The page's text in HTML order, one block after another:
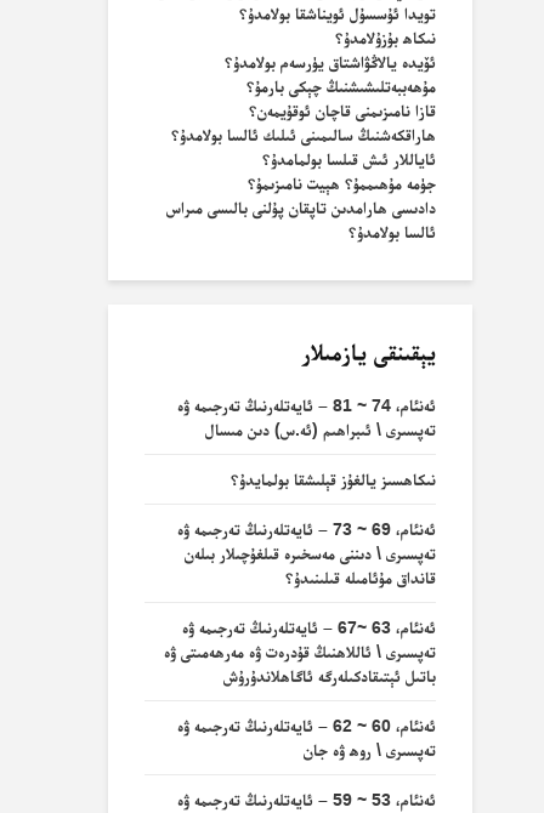
تويدا ئۇسسۇل ئويناشقا بولامدۇ؟
نىكاھ بۇزۇلامدۇ؟
ئۆيدە يالاڭۋاشتاق يۈرسەم بولامدۇ؟
مۇھەببەتلىشىشنىڭ چېكى بارمۇ؟
قازا نامىزىمنى قاچان ئوقۇيمەن؟
ھاراقكەشنىڭ سالىمىنى ئىلىك ئالسا بولامدۇ؟
ئاياللار ئىش قىلسا بولمامدۇ؟
جۈمە مۇھىممۇ؟ ھېيت نامىزىمۇ؟
دادىسى ھارامدىن تاپقان پۇلنى بالىسى مىراس
ئالسا بولامدۇ؟
يېقىنقى يازمىلار
ئەنئام، 74 ~ 81 – ئايەتلەرنىڭ تەرجىمە ۋە
تەپسىرى \ ئىبراھىم (ئە.س) دىن مىسال
نىكاھسىز يالغۇز قېلىشقا بولمايدۇ؟
ئەنئام، 69 ~ 73 – ئايەتلەرنىڭ تەرجىمە ۋە
تەپسىرى \ دىننى مەسخىرە قىلغۇچىلار بىلەن
قانداق مۇئامىلە قىلىنىدۇ؟
ئەنئام، 63 ~67 – ئايەتلەرنىڭ تەرجىمە ۋە
تەپسىرى \ ئاللاھنىڭ قۇدرەت ۋە مەرھەمىتى ۋە
باتىل ئېتىقادكىلەرگە ئاگاھلاندۇرۇش
ئەنئام، 60 ~ 62 – ئايەتلەرنىڭ تەرجىمە ۋە
تەپسىرى \ روھ ۋە جان
ئەنئام، 53 ~ 59 – ئايەتلەرنىڭ تەرجىمە ۋە